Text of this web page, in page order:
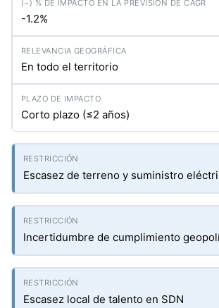
-1.2%
En todo el territorio
Corto plazo (≤2 años)
Escasez de terreno y suministro
Incertidumbre de cumplimiento
Escasez local de talento en SDN